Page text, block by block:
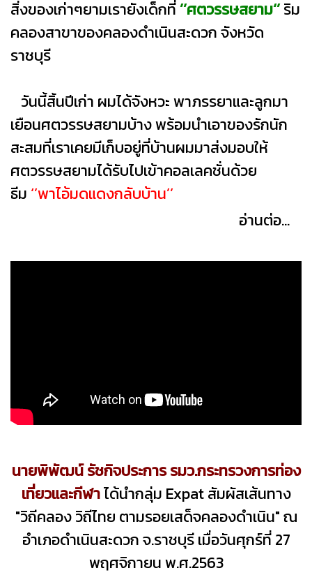
สิ่งของเก่าๆยามเรายังเด็กที่’’ศตวรรษสยาม‘’ริม
คลองสาขาของคลองดำเนินสะดวก จังหวัด
ราชบุรี
วันนี้สิ้นปีเก่า ผมได้จังหวะ พาภรรยาและลูกมา
เยือนศตวรรษสยามบ้าง พร้อมนำเอาของรักนัก
สะสมที่เราเคยมีเก็บอยู่ที่บ้านผมมาส่งมอบให้
ศตวรรษสยามได้รับไปเข้าคอลเลคชั่นด้วย
ธีม ‘’พาไอ้มดแดงกลับบ้าน’’
อ่านต่อ...
นายพิพัฒน์ รัชกิจประการ รมว.กระทรวงการท่อง
เที่ยวและกีฬาได้นำกลุ่ม Expat สัมผัสเส้นทาง
"วิถีคลอง วิถีไทย ตามรอยเสด็จคลองดำเนิน" ณ
อำเภอดำเนินสะดวก จ.ราชบุรี เมื่อวันศุกร์ที่ 27
พฤศจิกายน พ.ศ.2563